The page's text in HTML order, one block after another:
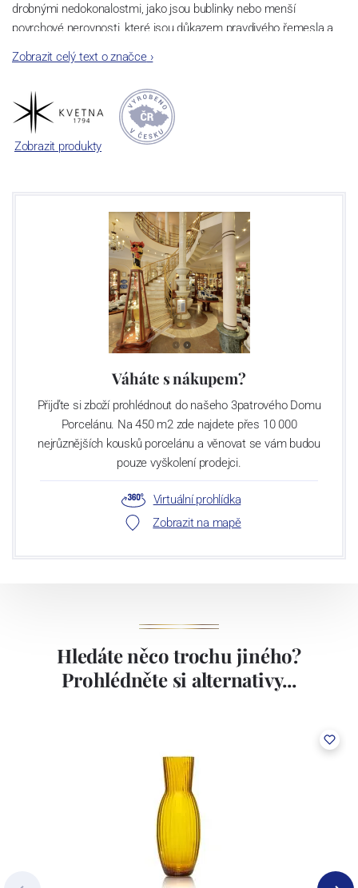
drobnými nedokonalostmi, jako jsou bublinky nebo menší
povrchové nerovnosti, které jsou důkazem pravdivého řemesla a
titan,
díky němuž je každý vyrobený kus o mnoho tvrdší a
odolnější při zachování stejné pružnosti a lehkosti.
Zobrazit celý text o značce›
Zobrazit produkty
Váháte s nákupem?
Přijďte si zboží prohlédnout do našeho 3patrového Domu
Porcelánu. Na 450 m2 zde najdete přes 10 000
nejrůznějších kousků porcelánu a věnovat se vám budou
pouze vyškolení prodejci.
Virtuální prohlídka
Zobrazit na mapě
Hledáte něco trochu jiného?
Prohlédněte si alternativy...